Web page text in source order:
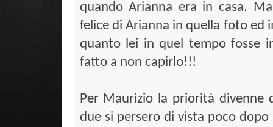
quando Arianna era in casa.
felice di Arianna in quella foto ed
quanto lei in quel tempo fosse
fatto a non capirlo!!!
Per Maurizio la priorità divenne
due si persero di vista poco